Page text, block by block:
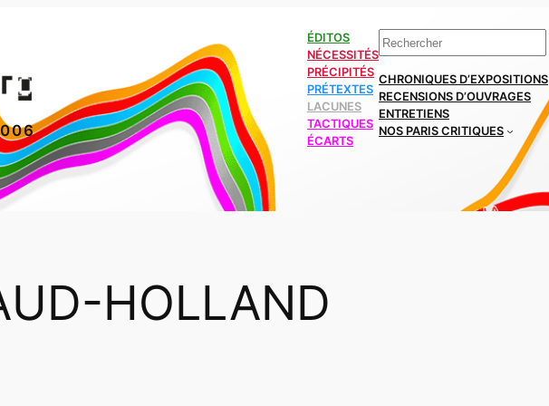
ÉDITOS
NÉCESSITÉS
PRÉCIPITÉS
PRÉTEXTES
LACUNES
TACTIQUES
ÉCARTS
Rechercher
CHRONIQUES D’EXPOSITIONS
RECENSIONS D’OUVRAGES
ENTRETIENS
NOS PARIS CRITIQUES
HOLLAND